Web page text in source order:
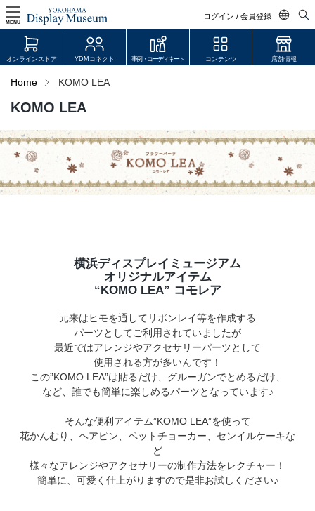
ログイン / 会員登録
日本語
MENU
オンラインストア
YDM Connect
JDCA(ディスプレイスクール)
店舗情報・営業日
採用情報
お問い合わせ
プライバシーポリシー
オンラインストア YDMコネクト 事例・コーディネート コンテンツ 店舗情報
Home KOMO LEA
KOMO LEA
横浜ディスプレイミュージアム
オリジナルアイテム
“KOMO LEA” コモレア
元来はヒモを通してリボンレイ等を作成する
パーツとしてご利用されていましたが
最近ではアレンジやアクセサリーパーツとして
使用される方が多いんです！
この”KOMO LEA”は貼るだけ、グルーガンでとめるだけ、
など、誰でも簡単に楽しめるパーツとなっています♪
そんな便利アイテム”KOMO LEA”を使って
花かんむり、ヘアピン、ペットチョーカー、センイルケーキな
ど
様々なアレンジやアクセサリーの制作方法をレクチャー！
簡単に、可愛く仕上がりますので是非お試しください♪